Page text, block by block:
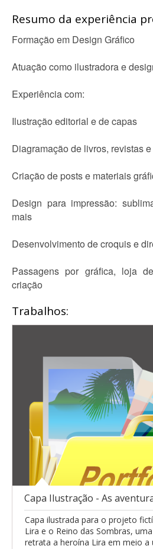
Resumo da experiência
Formação em Design Gráfico
Atuação como ilustradora e
Experiência com:
Ilustração editorial e de capas
Diagramação de livros, revistas
Criação de posts e materiais
Design para impressão:
mais
Desenvolvimento de croquis e
Passagens por gráfica, loja
criação
Trabalhos:
Capa Ilustração - As
Capa ilustrada para o projeto
Lira e o Reino das Sombras,
retrata a heroína Lira em meio a